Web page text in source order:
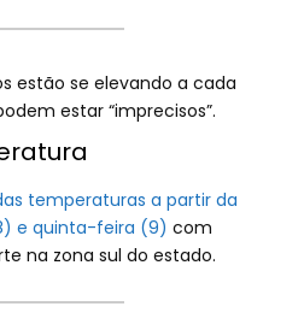
estão se elevando a cada
estar “imprecisos”.
temperaturas a partir da
e quinta-feira (9) com
na zona sul do estado.